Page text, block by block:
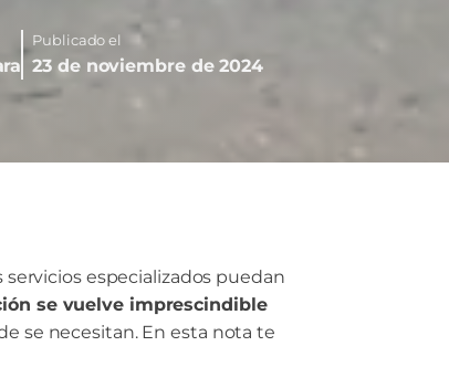
Publicado el
23 de noviembre de 2024
especializados puedan
se vuelve imprescindible
se necesitan. En esta nota te